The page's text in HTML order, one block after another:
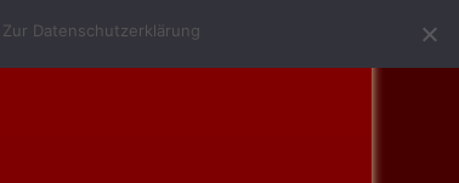
(0340) 52 10 146 info@grillundimbissmerkel.de
Zur Datenschutzerklärung